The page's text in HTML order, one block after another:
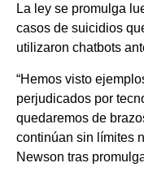
La ley se promulga
casos de suicidios
utilizaron chatbots
“Hemos visto
perjudicados por
quedaremos de
continúan sin límites
Newson tras